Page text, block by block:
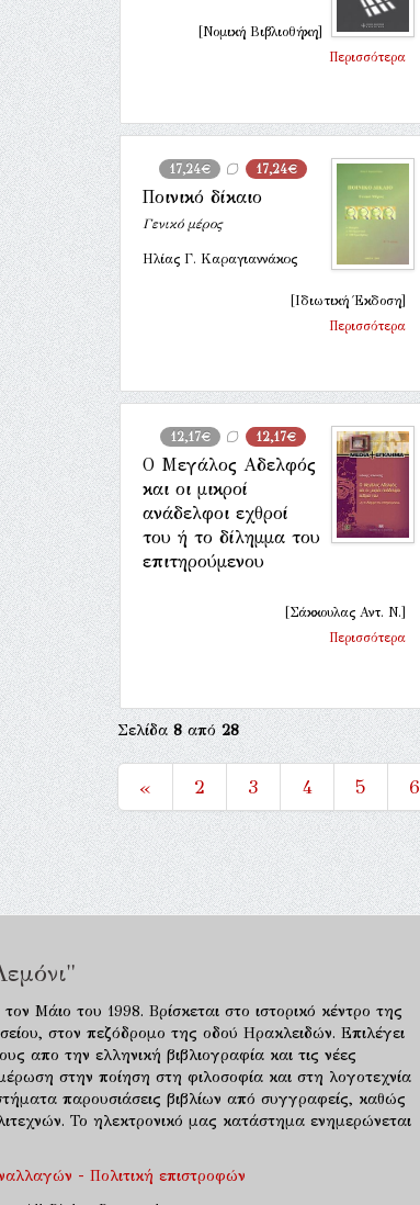
[Νομική Βιβλιοθήκη]
Περισσότερα
17,24€ 17,24€
Ποινικό δίκαιο
Γενικό μέρος
Ηλίας Γ. Καραγιαννάκος
[Ιδιωτική Έκδοση]
Περισσότερα
12,17€ 12,17€
Ο Μεγάλος Αδελφός
και οι μικροί
ανάδελφοι εχθροί
του ή το δίλημμα του
επιτηρούμενου
[Σάκκουλας Αντ. Ν.]
Περισσότερα
Σελίδα8από28
« 2 3 4 5 6
Μάιο του 1998. Βρίσκεται στο ιστορικό κέντρο της
στον πεζόδρομο της οδού Ηρακλειδών. Επιλέγει
απο την ελληνική βιβλιογραφία και τις νέες
στην ποίηση στη φιλοσοφία και στη λογοτεχνία
παρουσιάσεις βιβλίων από συγγραφείς, καθώς
Το ηλεκτρονικό μας κατάστημα ενημερώνεται
- Πολιτική επιστροφών